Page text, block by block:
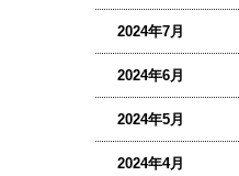
2024年7月
2024年6月
2024年5月
2024年4月